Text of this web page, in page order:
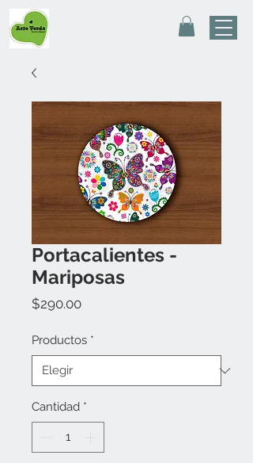
Portacalientes -
Mariposas
$290.00Precio
Productos *
Cantidad *